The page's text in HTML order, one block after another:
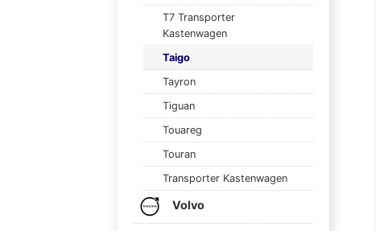
T7 Transporter
Kastenwagen
Taigo
Tayron
Tiguan
Touareg
Touran
Transporter Kastenwagen
Volvo